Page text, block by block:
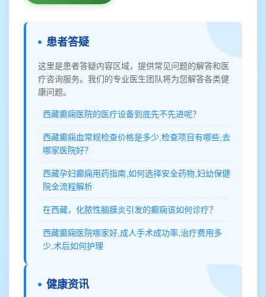
患者答疑
这里是患者答疑内容区域，提供常见问题的解答和医
疗咨询服务。我们的专业医生团队将为您解答各类健
康问题。
西藏癫痫医院的医疗设备到底先不先进呢？
西藏癫痫血常规检查价格是多少,检查项目有哪些,去
哪家医院好？
西藏孕妇癫痫用药指南,如何选择安全药物,妇幼保健
院全流程解析
在西藏，化脓性脑膜炎引发的癫痫该如何诊疗？
西藏癫痫医院哪家好,成人手术成功率,治疗费用多
少,术后如何护理
健康资讯